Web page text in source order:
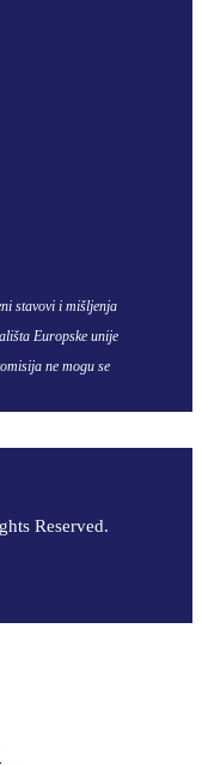
stavovi i mišljenja
Europske unije
ne mogu se
Reserved.